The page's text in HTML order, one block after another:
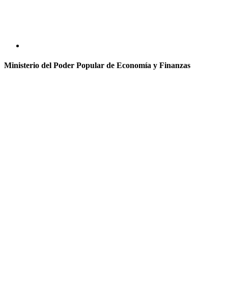
Ministerio del Poder Popular de Economía y Finanzas